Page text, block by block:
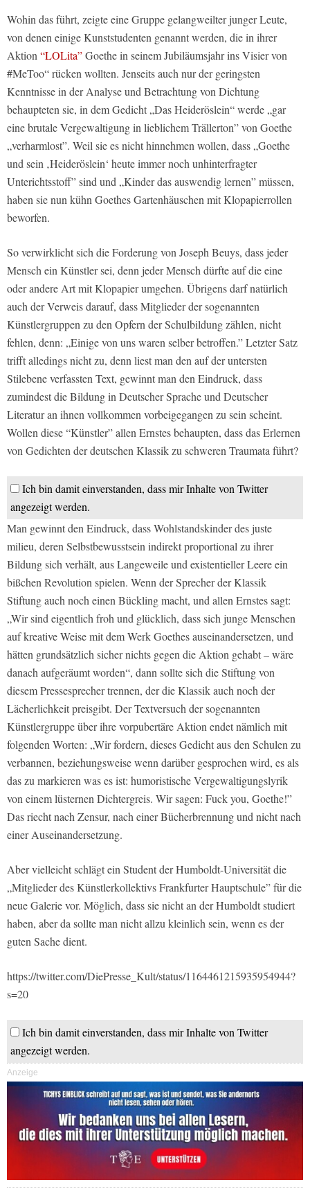
Wohin das führt, zeigte eine Gruppe gelangweilter junger Leute,
von denen einige Kunststudenten genannt werden, die in ihrer
Aktion “LOLita”Goethe in seinem Jubiläumsjahr ins Visier von
#MeToo“ rücken wollten. Jenseits auch nur der geringsten
Kenntnisse in der Analyse und Betrachtung von Dichtung
behaupteten sie, in dem Gedicht „Das Heideröslein“ werde „gar
eine brutale Vergewaltigung in lieblichem Trällerton” von Goethe
„verharmlost”. Weil sie es nicht hinnehmen wollen, dass „Goethe
und sein ‚Heideröslein‘ heute immer noch unhinterfragter
Unterichtsstoff” sind und „Kinder das auswendig lernen” müssen,
haben sie nun kühn Goethes Gartenhäuschen mit Klopapierrollen
beworfen.
So verwirklicht sich die Forderung von Joseph Beuys, dass jeder
Mensch ein Künstler sei, denn jeder Mensch dürfte auf die eine
oder andere Art mit Klopapier umgehen. Übrigens darf natürlich
auch der Verweis darauf, dass Mitglieder der sogenannten
Künstlergruppen zu den Opfern der Schulbildung zählen, nicht
fehlen, denn: „Einige von uns waren selber betroffen.” Letzter Satz
trifft alledings nicht zu, denn liest man den auf der untersten
Stilebene verfassten Text, gewinnt man den Eindruck, dass
zumindest die Bildung in Deutscher Sprache und Deutscher
Literatur an ihnen vollkommen vorbeigegangen zu sein scheint.
Wollen diese “Künstler” allen Ernstes behaupten, dass das Erlernen
von Gedichten der deutschen Klassik zu schweren Traumata führt?
Ich bin damit einverstanden, dass mir Inhalte von Twitter
angezeigt werden.
Man gewinnt den Eindruck, dass Wohlstandskinder des juste
milieu, deren Selbstbewusstsein indirekt proportional zu ihrer
Bildung sich verhält, aus Langeweile und existentieller Leere ein
bißchen Revolution spielen. Wenn der Sprecher der Klassik
Stiftung auch noch einen Bückling macht, und allen Ernstes sagt:
„Wir sind eigentlich froh und glücklich, dass sich junge Menschen
auf kreative Weise mit dem Werk Goethes auseinandersetzen, und
hätten grundsätzlich sicher nichts gegen die Aktion gehabt – wäre
danach aufgeräumt worden“, dann sollte sich die Stiftung von
diesem Pressesprecher trennen, der die Klassik auch noch der
Lächerlichkeit preisgibt. Der Textversuch der sogenannten
Künstlergruppe über ihre vorpubertäre Aktion endet nämlich mit
folgenden Worten: „Wir fordern, dieses Gedicht aus den Schulen zu
verbannen, beziehungsweise wenn darüber gesprochen wird, es als
das zu markieren was es ist: humoristische Vergewaltigungslyrik
von einem lüsternen Dichtergreis. Wir sagen: Fuck you, Goethe!”
Das riecht nach Zensur, nach einer Bücherbrennung und nicht nach
einer Auseinandersetzung.
Aber vielleicht schlägt ein Student der Humboldt-Universität die
„Mitglieder des Künstlerkollektivs Frankfurter Hauptschule” für die
neue Galerie vor. Möglich, dass sie nicht an der Humboldt studiert
haben, aber da sollte man nicht allzu kleinlich sein, wenn es der
guten Sache dient.
https://twitter.com/DiePresse_Kult/status/1164461215935954944?
s=20
Ich bin damit einverstanden, dass mir Inhalte von Twitter
angezeigt werden.
Anzeige